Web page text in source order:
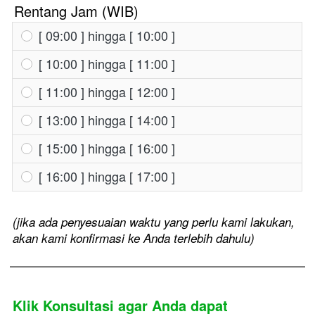
Rentang Jam (WIB)
[ 09:00 ] hingga [ 10:00 ]
[ 10:00 ] hingga [ 11:00 ]
[ 11:00 ] hingga [ 12:00 ]
[ 13:00 ] hingga [ 14:00 ]
[ 15:00 ] hingga [ 16:00 ]
[ 16:00 ] hingga [ 17:00 ]
(jika ada penyesuaian waktu yang perlu kami lakukan,
akan kami konfirmasi ke Anda terlebih dahulu)
Klik Konsultasi agar Anda dapat